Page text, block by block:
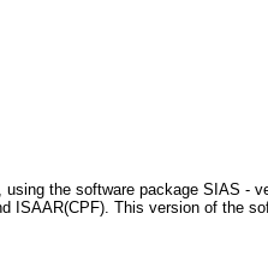
the software package SIAS -
ISAAR(CPF). This version of the